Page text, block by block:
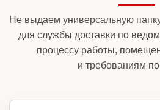
Не выдаем универсальную
для службы доставки по
процессу работы,
и требованиям